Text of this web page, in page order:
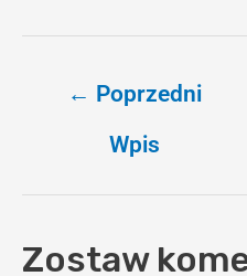
← Poprzedni
Wpis
Zostaw